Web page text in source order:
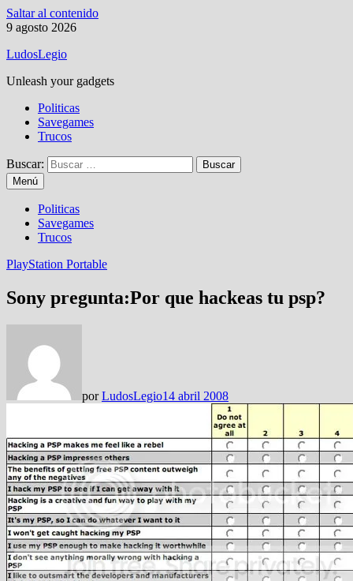
Saltar al contenido
9 agosto 2026
LudosLegio
Unleash your gadgets
Politicas
Savegames
Trucos
Buscar:
Menú
Politicas
Savegames
Trucos
PlayStation Portable
Sony pregunta:Por que hackeas tu psp?
porLudosLegio14 abril 2008